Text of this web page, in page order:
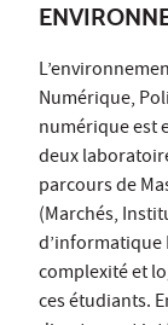
Numérique,
numérique est
deux
parcours de
(Marchés,
d’informatique
complexité et
ces étudiants.